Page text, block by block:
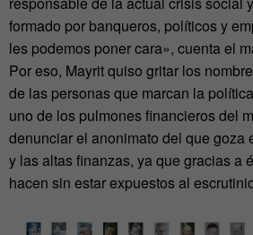
formado por banqueros, políticos y
les podemos poner cara», cuenta el
Por eso, Mayrit quiso gritar los
de las personas que marcan la
uno de los pulmones financieros del
denunciar el anonimato del que goza
y las altas finanzas, ya que gracias a
hacen sin estar expuestos al